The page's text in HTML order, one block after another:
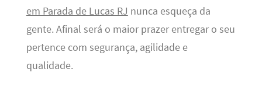
em Parada de Lucas RJ nunca esqueça da
gente. Afinal será o maior prazer entregar o seu
pertence com segurança, agilidade e
qualidade.